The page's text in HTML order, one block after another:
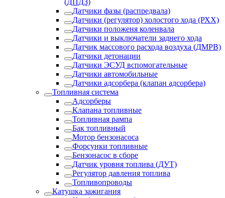
(ДПДЗ)
Датчики фазы (распредвала)
Датчики (регулятор) холостого хода (РХХ)
Датчики положеня коленвала
Датчики и выключатели заднего хода
Датчик массового расхода воздуха (ДМРВ)
Датчики детонации
Датчики ЭСУД вспомогательные
Датчики автомобильные
Датчики адсорбера (клапан адсорбера)
Топливная система
Адсорберы
Клапана топливные
Топливная рампа
Бак топливный
Мотор бензонасоса
Форсунки топливные
Бензонасос в сборе
Датчик уровня топлива (ДУТ)
Регулятор давления топлива
Топливопроводы
Катушка зажигания